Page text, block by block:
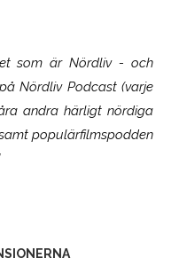
som ärNördliv- och
Nördliv Podcast (varje
andra härligt nördiga
populärfilmspodden